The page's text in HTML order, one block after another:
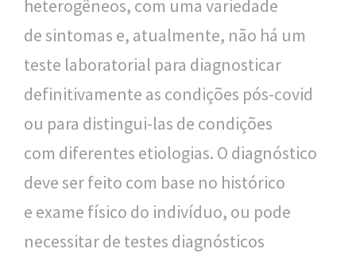
heterogêneos, com uma variedade
de sintomas e, atualmente, não há um
teste laboratorial para diagnosticar
definitivamente as condições pós-covid
ou para distingui-las de condições
com diferentes etiologias. O diagnóstico
deve ser feito com base no histórico
e exame físico do indivíduo, ou pode
necessitar de testes diagnósticos